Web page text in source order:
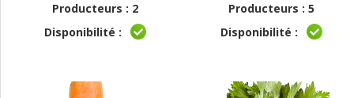
Producteurs : 2
Disponibilité :
Producteurs : 5
Disponibilité :